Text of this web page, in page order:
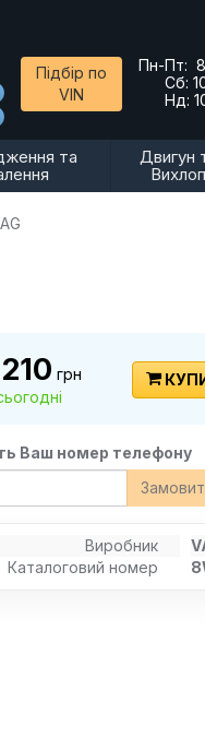
Підбір по
VIN
Пн-Пт:
Сб:
Нд:
та
Двигун
Вихлоп
грн
Ваш номер телефону
Виробник
Каталоговий номер